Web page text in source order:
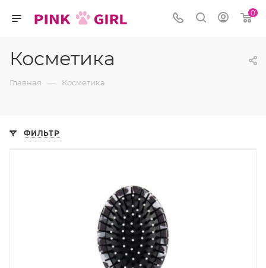
0
Косметика
Главная — Косметика
ФИЛЬТР